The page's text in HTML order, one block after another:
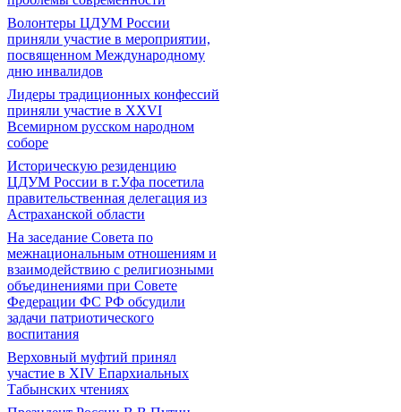
Волонтеры ЦДУМ России
приняли участие в мероприятии,
посвященном Международному
дню инвалидов
Лидеры традиционных конфессий
приняли участие в XXVI
Всемирном русском народном
соборе
Историческую резиденцию
ЦДУМ России в г.Уфа посетила
правительственная делегация из
Астраханской области
На заседание Совета по
межнациональным отношениям и
взаимодействию с религиозными
объединениями при Совете
Федерации ФС РФ обсудили
задачи патриотического
воспитания
Верховный муфтий принял
участие в ХIV Епархиальных
Табынских чтениях